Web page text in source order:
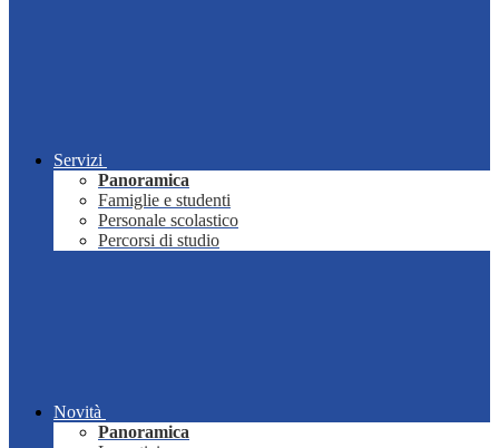
Servizi
Panoramica
Famiglie e studenti
Personale scolastico
Percorsi di studio
Novità
Panoramica